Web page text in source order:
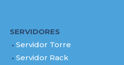
SERVIDORES
Servidor Torre
Servidor Rack